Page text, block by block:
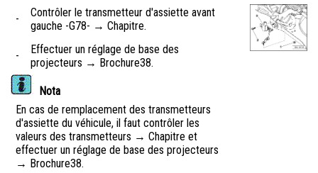
-
Contrôler le transmetteur d'assiette avant
gauche -G78- → Chapitre.
-
Effectuer un réglage de base des
projecteurs → Brochure38.
Nota
En cas de remplacement des transmetteurs
d'assiette du véhicule, il faut contrôler les
valeurs des transmetteurs → Chapitre et
effectuer un réglage de base des projecteurs
→ Brochure38.